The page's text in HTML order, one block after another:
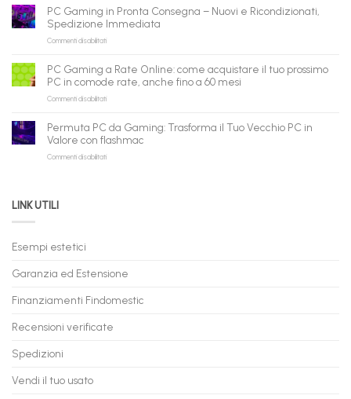
AI:
il
tuo
assistente
può
fare
shopping
qui
ricondizionati
all’ingrosso:
la
nuova
B2B
flashmac
per
rivenditori
PC Gaming in Pronta Consegna – Nuovi e Ricondizionati,
Spedizione Immediata
Commenti disabilitatisu
Gaming
in
Pronta
Consegna
Nuovi
Ricondizionati,
Spedizione
PC Gaming a Rate Online: come acquistare il tuo prossimo
PC in comode rate, anche fino a 60 mesi
Commenti disabilitatisu
Gaming
a
Rate
Online:
anche
a
Permuta PC da Gaming: Trasforma il Tuo Vecchio PC in
Valore con flashmac
Commenti disabilitatisu
in
con
LINK UTILI
Esempi estetici
Garanzia ed Estensione
Finanziamenti Findomestic
Recensioni verificate
Spedizioni
Vendi il tuo usato